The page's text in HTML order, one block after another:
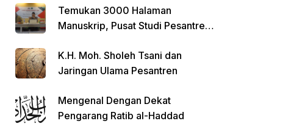
Temukan 3000 Halaman
Manuskrip, Pusat Studi Pesantren
K.H. Moh. Sholeh Tsani dan
Jaringan Ulama Pesantren
Mengenal Dengan Dekat
Pengarang Ratib al-Haddad